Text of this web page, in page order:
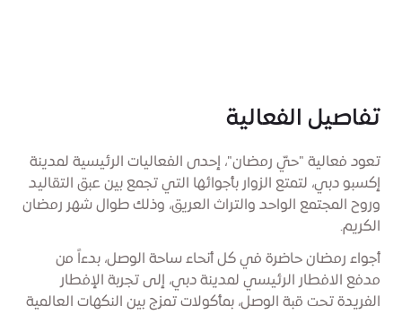
تفاصيل الفعالية
تعود فعالية "حيّ رمضان"، إحدى الفعاليات الرئيسية لمدينة
إكسبو دبي، لتمتع الزوار بأجوائها التي تجمع بين عبق التقاليد
وروح المجتمع الواحد والتراث العريق، وذلك طوال شهر رمضان
الكريم.
أجواء رمضان حاضرة في كل أنحاء ساحة الوصل، بدءاً من
مدفع الافطار الرئيسي لمدينة دبي، إلى تجربة الإفطار
الفريدة تحت قبة الوصل، بمأكولات تمزج بين النكهات العالمية